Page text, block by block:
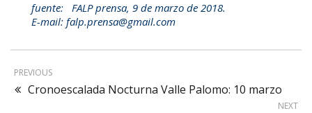
fuente: FALP prensa, 9 de marzo de 2018.
E-mail: falp.prensa@gmail.com
PREVIOUS
Cronoescalada Nocturna Valle Palomo: 10 marzo
NEXT